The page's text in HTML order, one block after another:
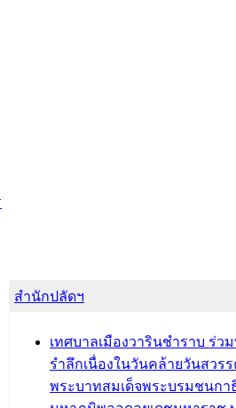
สำนักปลัดฯ
เทศบาลเมืองวารินชำราบ ร่ว
รำลึกเนื่องในวันคล้ายวันสวร
พระบาทสมเด็จพระบรมชนกา